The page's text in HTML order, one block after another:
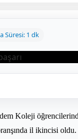
Süresi: 1 dk
Koleji
il ikincisi oldu.